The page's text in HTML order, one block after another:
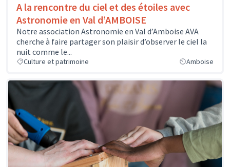
A la rencontre du ciel et des étoiles avec
Astronomie en Val d’AMBOISE
Notre association Astronomie en Val d’Amboise AVA
cherche à faire partager son plaisir d’observer le ciel la
nuit comme le...
Culture et patrimoine Amboise